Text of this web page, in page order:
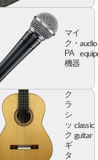
マイ
ク・
PA
機器
audio
ク
ラ
シ
ッ
ク
ギ
タ
classic
guitar